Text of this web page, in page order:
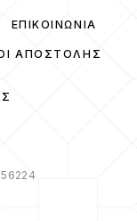
ΕΠΙΚΟΙΝΩΝΊΑ
ΑΠΟΣΤΟΛΉΣ